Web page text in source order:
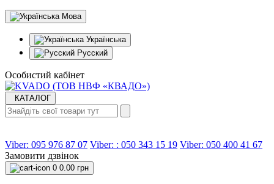
Мова
Українська
Русский
Особистий кабінет
КАТАЛОГ
Viber: 095 976 87 07 Viber: : 050 343 15 19‬ Viber: 050 400 41 67
Замовити дзвінок
0 0.00 грн